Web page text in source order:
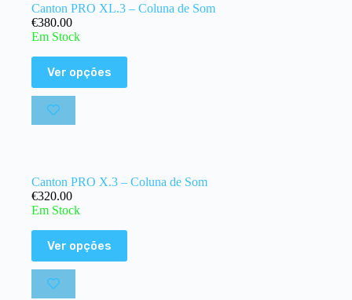
Canton PRO XL.3 – Coluna de Som
€380.00
Em Stock
Ver opções
Canton PRO X.3 – Coluna de Som
€320.00
Em Stock
Ver opções